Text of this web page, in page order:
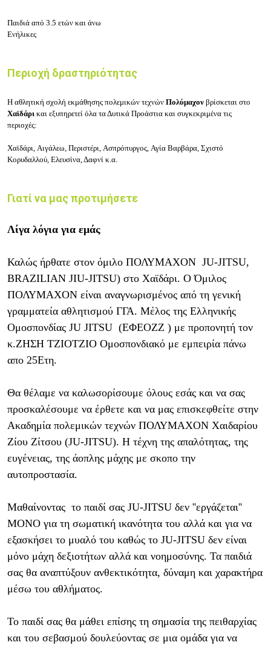
Παιδιά από 3.5 ετών και άνω
Ενήλικες
Περιοχή δραστηριότητας
Η αθλητική σχολή εκμάθησης πολεμικών τεχνών Πολύμαχον βρίσκεται στο
Χαϊδάρι και εξυπηρετεί όλα ταΔυτικά Προάστια και συγκεκριμένα τις
περιοχές:
Χαϊδάρι, Αιγάλεω, Περιστέρι, Ασπρόπυργος, Αγία Βαρβάρα, Σχιστό
Κορυδαλλού, Ελευσίνα, Δαφνί κ.α.
Γιατί να μας προτιμήσετε
Λίγα λόγια για εμάς
Καλώς ήρθατε στον όμιλο ΠΟΛΥΜΑΧΟΝ JU-JITSU,
BRAZILIAN JIU-JITSU) στο Χαϊδάρι. Ο Όμιλος
ΠΟΛΥΜΑΧΟΝ είναι αναγνωρισμένος από τη γενική
γραμματεία αθλητισμού ΓΓΑ. Μέλος της Ελληνικής
Ομοσπονδίας JU JITSU (ΕΦΕΟΖΖ ) με προπονητή τον
κ.ΖΗΣΗ ΤΖΙΟΤΖΙΟ Ομοσπονδιακό με εμπειρία πάνω
απο 25Ετη.
Θα θέλαμε να καλωσορίσουμε όλους εσάς και να σας
προσκαλέσουμε να έρθετε και να μας επισκεφθείτε στην
Ακαδημία πολεμικών τεχνών ΠΟΛΥΜΑΧΟΝ Χαιδαρίου
Ζίου Ζίτσου (JU-JITSU). Η τέχνη της απαλότητας, της
ευγένειας, της άοπλης μάχης με σκοπο την
αυτοπροστασία.
Μαθαίνοντας το παιδί σας JU-JITSU δεν ''εργάζεται''
ΜΟΝΟ για τη σωματική ικανότητα του αλλά και για να
εξασκήσει το μυαλό του καθώς το JU-JITSU δεν είναι
μόνο μάχη δεξιοτήτων αλλά και νοημοσύνης. Τα παιδιά
σας θα αναπτύξουν ανθεκτικότητα, δύναμη και χαρακτήρα
μέσω του αθλήματος.
Το παιδί σας θα μάθει επίσης τη σημασία της πειθαρχίας
και του σεβασμού δουλεύοντας σε μια ομάδα για να